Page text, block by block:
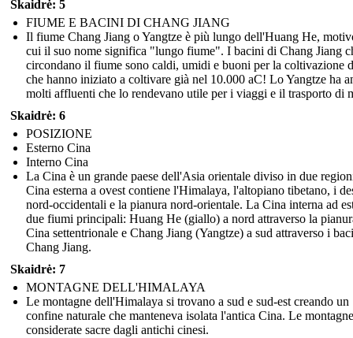
Skaidrė: 5
FIUME E BACINI DI CHANG JIANG
Il fiume Chang Jiang o Yangtze è più lungo dell'Huang He,
cui il suo nome significa "lungo fiume". I bacini di Chang Jiang
circondano il fiume sono caldi, umidi e buoni per la coltivazione
che hanno iniziato a coltivare già nel 10.000 aC! Lo Yangtze ha
molti affluenti che lo rendevano utile per i viaggi e il trasporto di
Skaidrė: 6
POSIZIONE
Esterno Cina
Interno Cina
La Cina è un grande paese dell'Asia orientale diviso in due
Cina esterna a ovest contiene l'Himalaya, l'altopiano tibetano, i
nord-occidentali e la pianura nord-orientale. La Cina interna ad
due fiumi principali: Huang He (giallo) a nord attraverso la
Cina settentrionale e Chang Jiang (Yangtze) a sud attraverso i
Chang Jiang.
Skaidrė: 7
MONTAGNE DELL'HIMALAYA
Le montagne dell'Himalaya si trovano a sud e sud-est creando un
confine naturale che manteneva isolata l'antica Cina. Le
considerate sacre dagli antichi cinesi.